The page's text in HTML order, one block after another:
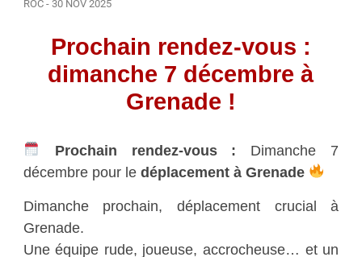
ROC - 30 NOV 2025
Prochain rendez-vous :
dimanche 7 décembre à
Grenade !
Prochain rendez-vous : Dimanche 7
décembre pour le déplacement à Grenade
Dimanche prochain, déplacement crucial à
Grenade.
Une équipe rude, joueuse, accrocheuse… et un